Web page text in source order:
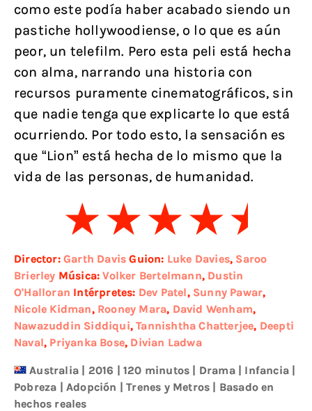
como este podía haber acabado siendo un
pastiche hollywoodiense, o lo que es aún
peor, un telefilm. Pero esta peli está hecha
con alma, narrando una historia con
recursos puramente cinematográficos, sin
que nadie tenga que explicarte lo que está
ocurriendo. Por todo esto, la sensación es
que “Lion” está hecha de lo mismo que la
vida de las personas, de humanidad.
Director: Garth Davis Guion: Luke Davies, Saroo
Brierley Música:Volker Bertelmann, Dustin
O'Halloran Intérpretes: Dev Patel, Sunny Pawar,
Nicole Kidman, Rooney Mara, David Wenham,
Nawazuddin Siddiqui,Tannishtha Chatterjee, Deepti
Naval, Priyanka Bose, Divian Ladwa
Australia | 2016 | 120 minutos | Drama | Infancia |
Pobreza |Adopción |Trenes y Metros | Basado en
hechos reales